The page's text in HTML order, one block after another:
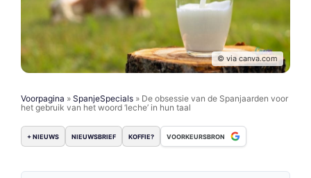
© via canva.com
Voorpagina » SpanjeSpecials » De obsessie van de Spanjaarden voor
het gebruik van het woord ‘leche’ in hun taal
+ NIEUWS NIEUWSBRIEF KOFFIE? VOORKEURSBRON